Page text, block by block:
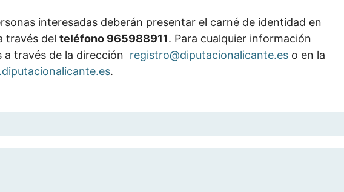
interesadas deberán presentar el carné de identidad en
través del teléfono 965988911. Para cualquier información
a través de la dirección registro@diputacionalicante.es o en la
.